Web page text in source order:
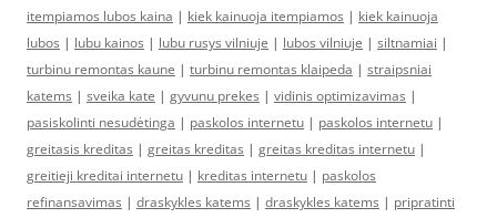
itempiamos lubos kaina | kiek kainuoja itempiamos | kiek kainuoja
lubos | lubu kainos | lubu rusys vilniuje | lubos vilniuje | siltnamiai |
turbinu remontas kaune | turbinu remontas klaipeda | straipsniai
katems | sveika kate | gyvunu prekes | vidinis optimizavimas |
pasiskolinti nesudėtinga | paskolos internetu | paskolos internetu |
greitasis kreditas | greitas kreditas | greitas kreditas internetu |
greitieji kreditai internetu | kreditas internetu | paskolos
refinansavimas | draskykles katems | draskykles katems | pripratinti